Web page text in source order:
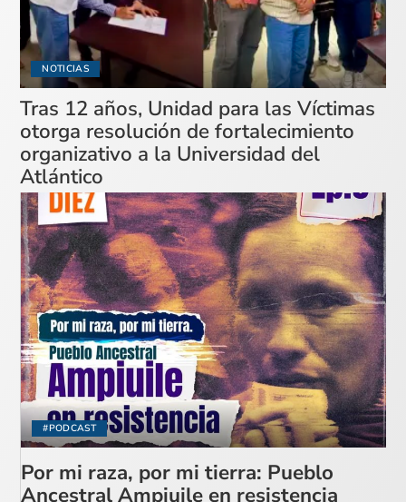
NOTICIAS
Tras 12 años, Unidad para las Víctimas
otorga resolución de fortalecimiento
organizativo a la Universidad del
Atlántico
#PODCAST
Por mi raza, por mi tierra: Pueblo
Ancestral Ampiuile en resistencia